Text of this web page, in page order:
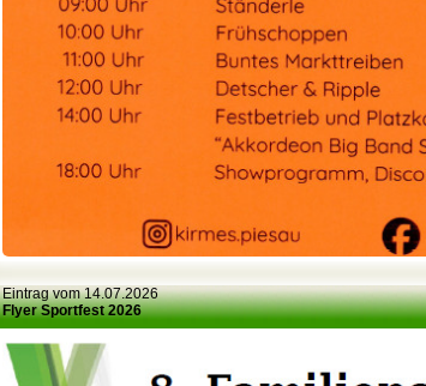
Eintrag vom 14.07.2026
Flyer Sportfest 2026